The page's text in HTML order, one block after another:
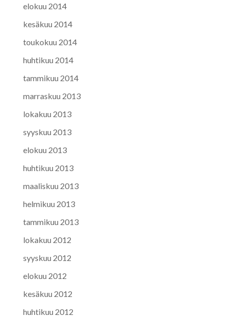
elokuu 2014
kesäkuu 2014
toukokuu 2014
huhtikuu 2014
tammikuu 2014
marraskuu 2013
lokakuu 2013
syyskuu 2013
elokuu 2013
huhtikuu 2013
maaliskuu 2013
helmikuu 2013
tammikuu 2013
lokakuu 2012
syyskuu 2012
elokuu 2012
kesäkuu 2012
huhtikuu 2012